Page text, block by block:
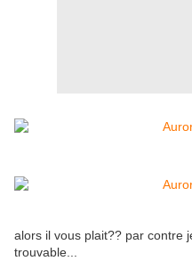
alors il vous plait?? par contre
trouvable...